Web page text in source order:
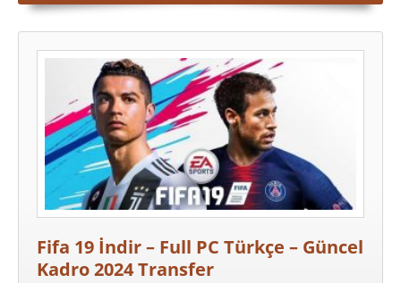
Fifa 19 İndir – Full PC Türkçe – Güncel
Kadro 2024 Transfer